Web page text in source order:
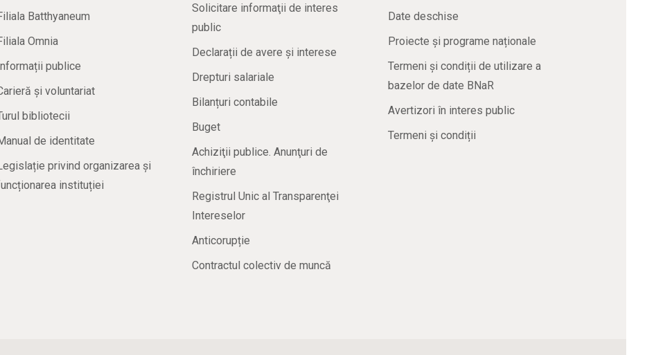
Batthyaneum
Omnia
publice
și voluntariat
bibliotecii
de identitate
privind organizarea și
instituției
Solicitare informaţii de interes
public
Declarații de avere și interese
Drepturi salariale
Bilanțuri contabile
Buget
Achiziţii publice. Anunţuri de
închiriere
Registrul Unic al Transparenţei
Intereselor
Anticorupție
Contractul colectiv de muncă
Date deschise
Proiecte și programe naționale
Termeni și condiții de utilizare a
bazelor de date BNaR
Avertizori în interes public
Termeni și condiții